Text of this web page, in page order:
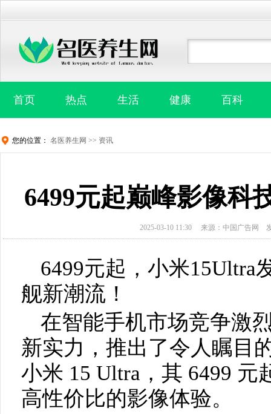
首页 热点 生活 健康 百科
您的位置： 名医养生网 >> 资讯
6499元起巅峰影像科
2025-03-10 11:30 来源：中国广告网
6499元起，小米15Ultra
舰新潮流！
在智能手机市场竞争激
新实力，推出了令人瞩
小米 15 Ultra，其 6499
高性价比的影像体验。